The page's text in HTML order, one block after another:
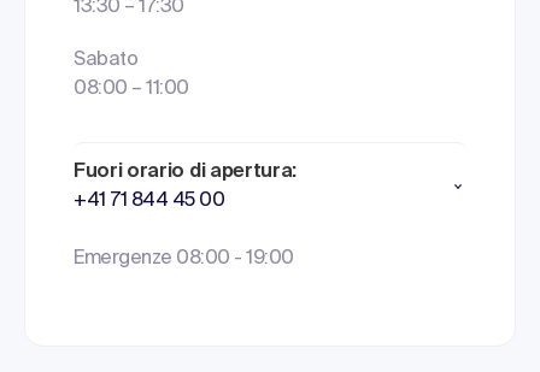
13:30 – 17:30
Sabato
08:00 – 11:00
Fuori orario di apertura:
+41 71 844 45 00
Emergenze 08:00 - 19:00